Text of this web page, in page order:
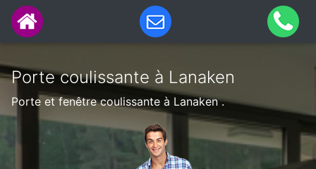
Porte coulissante à Lanaken
Porte et fenêtre coulissante à Lanaken .